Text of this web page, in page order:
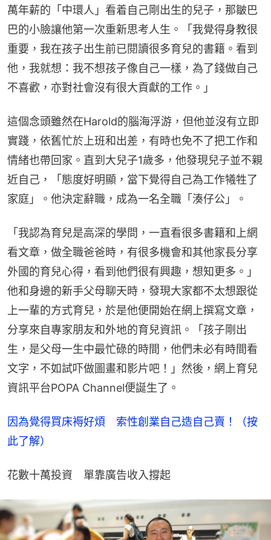
萬年薪的「中環人」看着自己剛出生的兒子，那皺巴
巴的小臉讓他第一次重新思考人生。「我覺得身教很
重要，我在孩子出生前已閱讀很多育兒的書籍。看到
他，我就想：我不想孩子像自己一樣，為了錢做自己
不喜歡，亦對社會沒有很大貢獻的工作。」
這個念頭雖然在Harold的腦海浮游，但他並沒有立即
實踐，依舊忙於上班和出差，有時也免不了把工作和
情緒也帶回家。直到大兒子1歲多，他發現兒子並不親
近自己，「態度好明顯，當下覺得自己為工作犧牲了
家庭」。他決定辭職，成為一名全職「湊仔公」。
「我認為育兒是高深的學問，一直看很多書籍和上網
看文章，做全職爸爸時，有很多機會和其他家長分享
外國的育兒心得，看到他們很有興趣，想知更多。」
他和身邊的新手父母聊天時，發現大家都不太想跟從
上一輩的方式育兒，於是他便開始在網上撰寫文章，
分享來自專家朋友和外地的育兒資訊。「孩子剛出
生，是父母一生中最忙碌的時間，他們未必有時間看
文字，不如試吓做圖畫和影片吧！」然後，網上育兒
資訊平台POPA Channel便誕生了。
因為覺得買床褥好煩　索性創業自己造自己賣！（按
此了解）
花數十萬投資　單靠廣告收入撐起